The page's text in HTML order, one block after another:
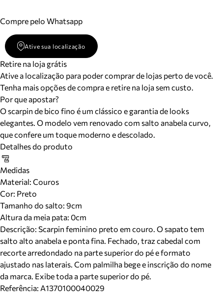
Compre pelo Whatsapp
Ative sua localização
Retire na loja grátis
Ative a localização para poder comprar de lojas perto de você.
Tenha mais opções de compra e retire na loja sem custo.
Por que apostar?
O scarpin de bico fino é um clássico e garantia de looks
elegantes. O modelo vem renovado com salto anabela curvo,
que confere um toque moderno e descolado.
Detalhes do produto
Medidas
Material: Couros
Cor: Preto
Tamanho do salto: 9cm
Altura da meia pata: 0cm
Descrição: Scarpin feminino preto em couro. O sapato tem
salto alto anabela e ponta fina. Fechado, traz cabedal com
recorte arredondado na parte superior do pé e formato
ajustado nas laterais. Com palmilha bege e inscrição do nome
da marca. Exibe toda a parte superior do pé.
Referência: A1370100040029